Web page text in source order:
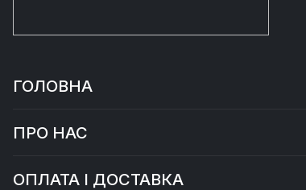
ГОЛОВНА
ПРО НАС
ОПЛАТА І ДОСТАВКА